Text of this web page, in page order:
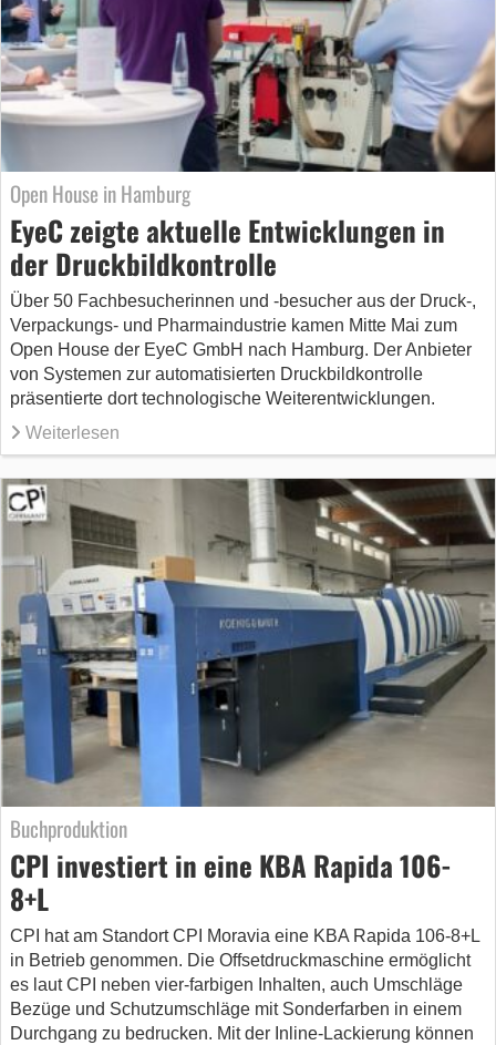
Open House in Hamburg
EyeC zeigte aktuelle Entwicklungen in
der Druckbildkontrolle
Über 50 Fachbesucherinnen und -besucher aus der Druck-,
Verpackungs- und Pharmaindustrie kamen Mitte Mai zum
Open House der EyeC GmbH nach Hamburg. Der Anbieter
von Systemen zur automatisierten Druckbildkontrolle
präsentierte dort technologische Weiterentwicklungen.
Weiterlesen
Buchproduktion
CPI investiert in eine KBA Rapida 106-
8+L
CPI hat am Standort CPI Moravia eine KBA Rapida 106-8+L
in Betrieb genommen. Die Offsetdruckmaschine ermöglicht
es laut CPI neben vier-farbigen Inhalten, auch Umschläge
Bezüge und Schutzumschläge mit Sonderfarben in einem
Durchgang zu bedrucken. Mit der Inline-Lackierung können